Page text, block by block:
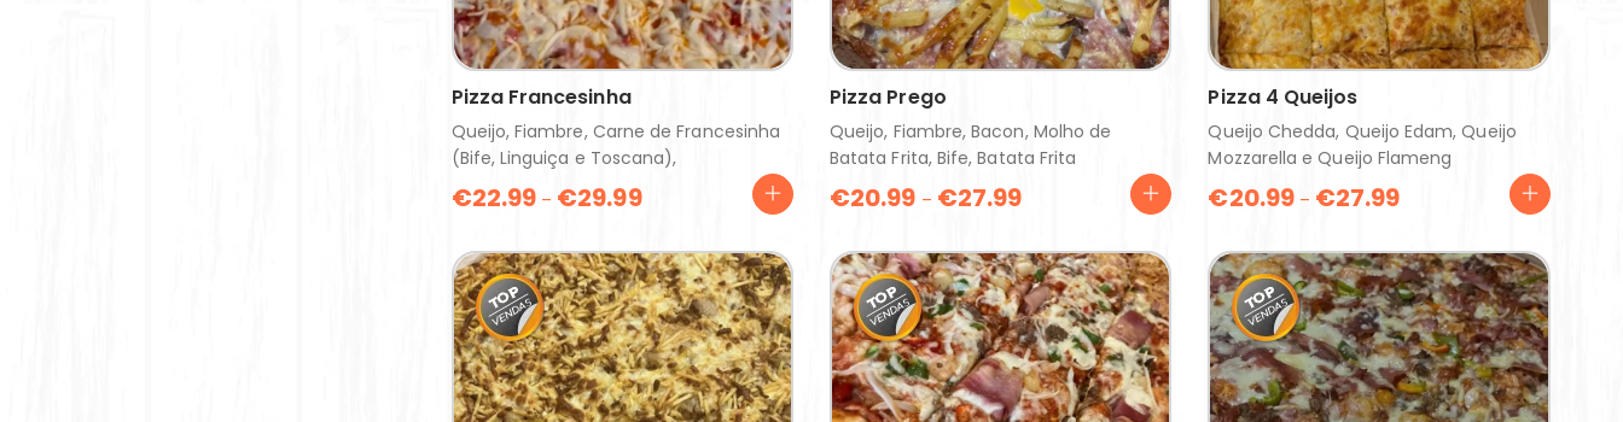
Pizza Francesinha
Queijo, Fiambre, Carne de Francesinha
(Bife, Linguiça e Toscana),
€22.99 – €29.99
Pizza Prego
Queijo, Fiambre, Bacon, Molho de
Batata Frita, Bife, Batata Frita
€20.99 – €27.99
Pizza 4 Queijos
Queijo Chedda, Queijo Edam, Queijo
Mozzarella e Queijo Flameng
€20.99 – €27.99